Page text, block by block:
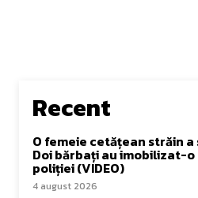
Recent
O femeie cetățean străin
Doi bărbați au imobilizat-
poliției (VIDEO)
4 august 2026